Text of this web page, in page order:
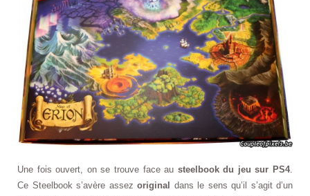
Une fois ouvert, on se trouve face au steelbook du jeu sur PS4.
Ce Steelbook s’avère assez original
dans le sens qu’il s’agit d’un